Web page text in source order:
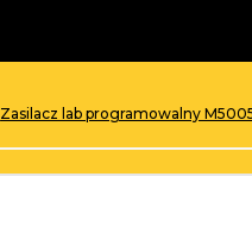
Zasilacz lab programowalny